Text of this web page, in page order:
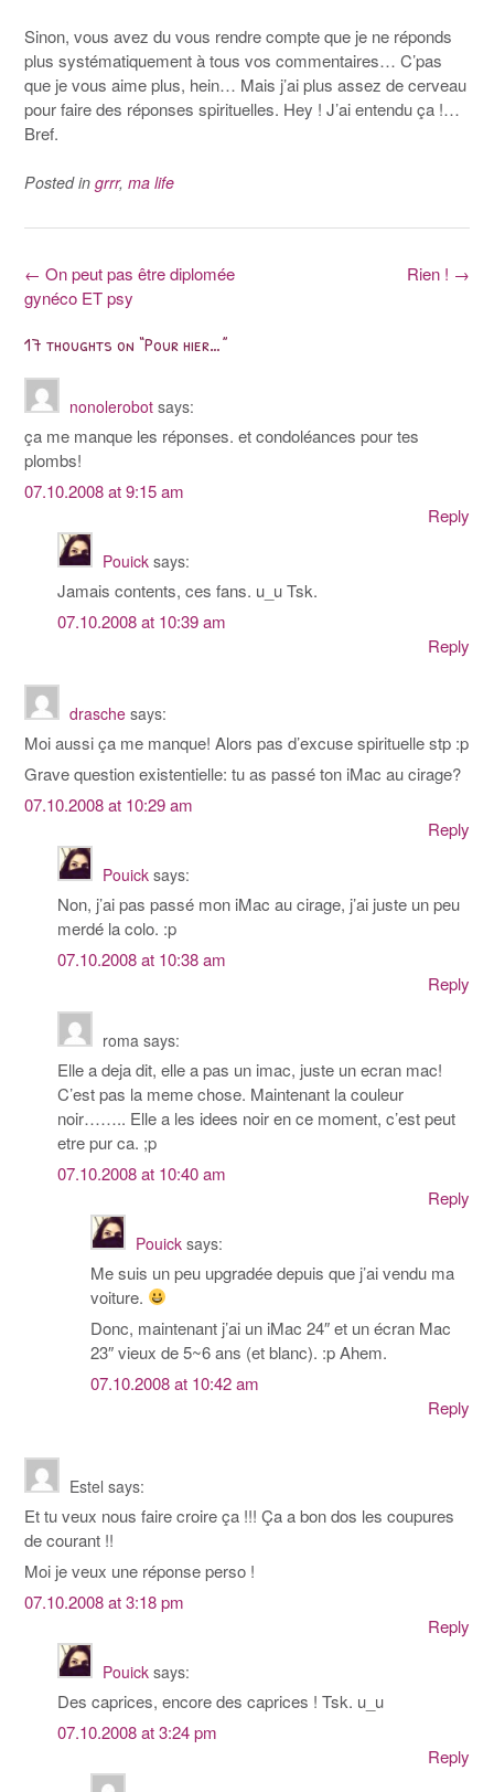
Sinon, vous avez du vous rendre compte que je ne réponds
plus systématiquement à tous vos commentaires… C’pas
que je vous aime plus, hein… Mais j’ai plus assez de cerveau
pour faire des réponses spirituelles. Hey ! J’ai entendu ça !…
Bref.
Posted in grrr, ma life
Post
navigation
Rien ! →
← On peut pas être diplomée
gynéco ET psy
17 thoughts on “Pour hier…”
nonolerobot says:
ça me manque les réponses. et condoléances pour tes
plombs!
07.10.2008 at 9:15 am
Reply
Pouick says:
Jamais contents, ces fans. u_u Tsk.
07.10.2008 at 10:39 am
Reply
drasche says:
Moi aussi ça me manque! Alors pas d’excuse spirituelle stp :p
Grave question existentielle: tu as passé ton iMac au cirage?
07.10.2008 at 10:29 am
Reply
Pouick says:
Non, j’ai pas passé mon iMac au cirage, j’ai juste un peu
merdé la colo. :p
07.10.2008 at 10:38 am
Reply
roma says:
Elle a deja dit, elle a pas un imac, juste un ecran mac!
C’est pas la meme chose. Maintenant la couleur
noir…….. Elle a les idees noir en ce moment, c’est peut
etre pur ca. ;p
07.10.2008 at 10:40 am
Reply
Pouick says:
Me suis un peu upgradée depuis que j’ai vendu ma
voiture.
Donc, maintenant j’ai un iMac 24″ et un écran Mac
23″ vieux de 5~6 ans (et blanc). :p Ahem.
07.10.2008 at 10:42 am
Reply
Estel says:
Et tu veux nous faire croire ça !!! Ça a bon dos les coupures
de courant !!
Moi je veux une réponse perso !
07.10.2008 at 3:18 pm
Reply
Pouick says:
Des caprices, encore des caprices ! Tsk. u_u
07.10.2008 at 3:24 pm
Reply